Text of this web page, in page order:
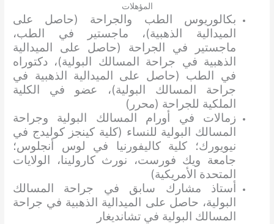
المؤهلات
بكالوريوس الطب والجراحة (حاصل على
الميدالية الذهبية)، ماجستير في الطب،
ماجستير في الجراحة (حاصل على الميدالية
الذهبية في جراحة المسالك البولية)، دكتوراه
في الطب (حاصل على الميدالية الذهبية في
جراحة المسالك البولية)، عضو في الكلية
الملكية للجراحة (محرر)
زمالات في أورام المسالك البولية وجراحة
المسالك البولية للنساء (كلية كينجز كوليدج في
نيويورك؛ كلية كاليفورنيا في لوس أنجلوس؛
جامعة ويك فورست، نورث كارولينا، الولايات
المتحدة الأمريكية)
أستاذ مشارك سابق في جراحة المسالك
البولية، حاصل على الميدالية الذهبية في جراحة
المسالك البولية في تشانديغار